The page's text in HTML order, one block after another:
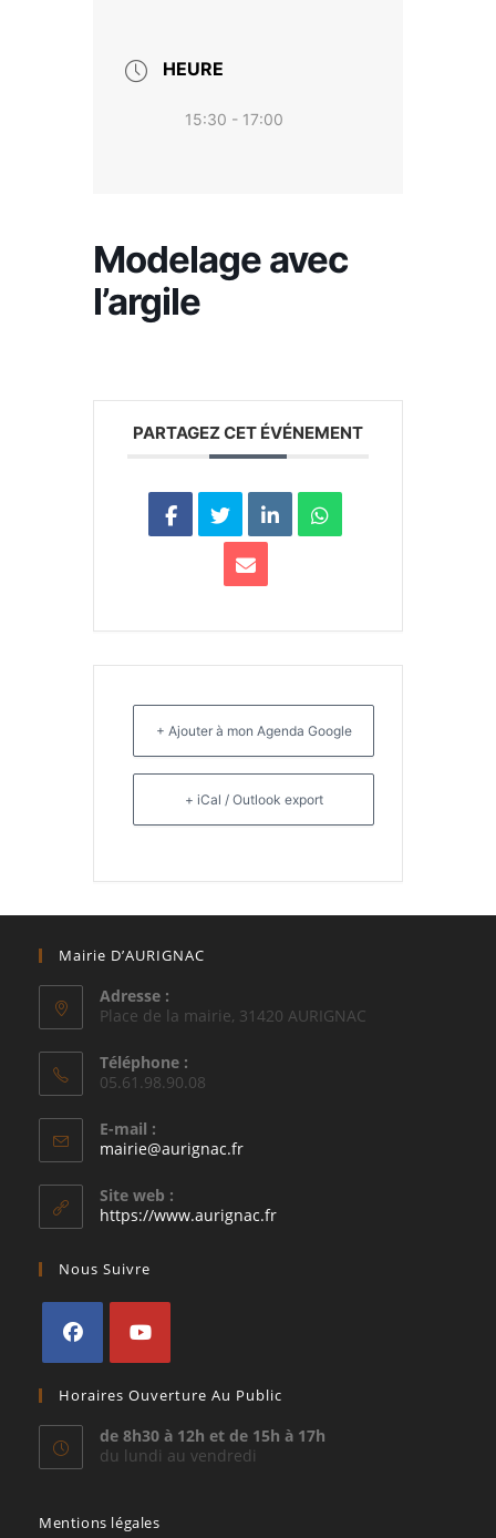
HEURE
15:30 - 17:00
Modelage avec
l’argile
PARTAGEZ CET ÉVÉNEMENT
+ Ajouter à mon Agenda Google
+ iCal / Outlook export
Mairie D’AURIGNAC
Adresse :
Place de la mairie, 31420 AURIGNAC
Téléphone :
05.61.98.90.08
E-mail :
mairie@aurignac.frS’ouvre
application
Site web :
https://www.aurignac.fr
Nous Suivre
dans
un
nouvel
dans
un
nouvel
Horaires Ouverture Au Public
de 8h30 à 12h et de 15h à 17h
du lundi au vendredi
Mentions légales